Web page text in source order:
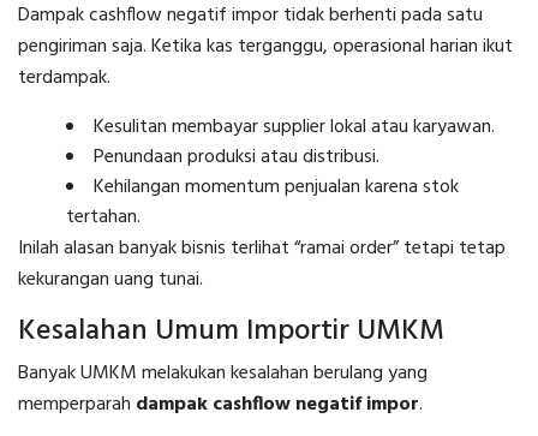
Dampak cashflow negatif impor tidak berhenti pada satu
pengiriman saja. Ketika kas terganggu, operasional harian ikut
terdampak.
Kesulitan membayar supplier lokal atau karyawan.
Penundaan produksi atau distribusi.
Kehilangan momentum penjualan karena stok
tertahan.
Inilah alasan banyak bisnis terlihat “ramai order” tetapi tetap
kekurangan uang tunai.
Kesalahan Umum Importir UMKM
Banyak UMKM melakukan kesalahan berulang yang
memperparah dampak cashflow negatif impor.